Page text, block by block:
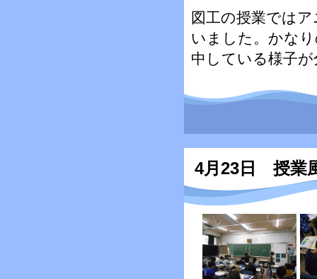
図工の授業では
いました。かな
中している様子
4月23日 授業